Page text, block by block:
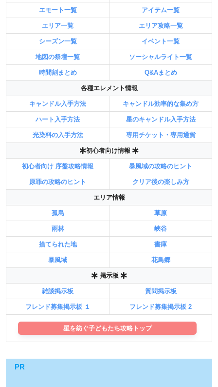
エモート一覧 アイテム一覧
エリア一覧 エリア攻略一覧
シーズン一覧 イベント一覧
地図の祭壇一覧 ソーシャルライト一覧
時間割まとめ Q&Aまとめ
各種エレメント情報
キャンドル入手方法 キャンドル効率的な集め方
ハート入手方法 星のキャンドル入手方法
光染料の入手方法 専用チケット・専用通貨
初心者向け情報
初心者向け 序盤攻略情報 暴風域の攻略のヒント
原罪の攻略のヒント クリア後の楽しみ方
エリア情報
孤島 草原
雨林 峡谷
捨てられた地 書庫
暴風域 花鳥郷
掲示板
雑談掲示板 質問掲示板
フレンド募集掲示板 １ フレンド募集掲示板 2
星を紡ぐ子どもたち攻略トップ
PR